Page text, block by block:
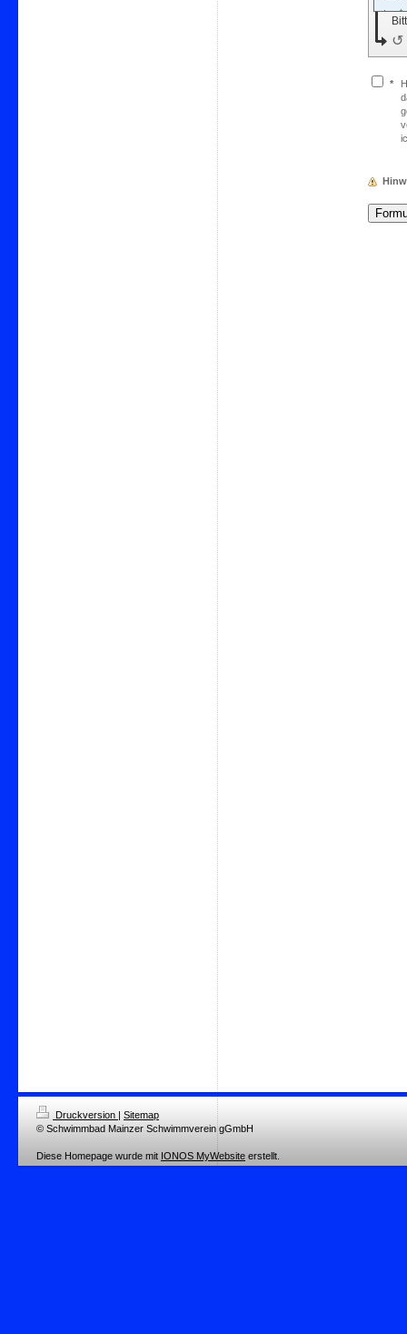
↺
*
Druckversion | Sitemap
© Schwimmbad Mainzer Schwimmverein gGmbH
Diese Homepage wurde mit IONOS MyWebsite erstellt.